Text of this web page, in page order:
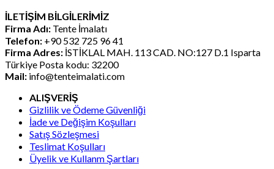
₺10.620,00.
İLETİŞİM BİLGİLERİMİZ
Firma Adı: Tente İmalatı
Telefon: +90 532 725 96 41
Firma Adres: İSTİKLAL MAH. 113 CAD. NO:127 D.1 Isparta
Türkiye Posta kodu: 32200
Mail: info@tenteimalati.com
ALIŞVERİŞ
Gizlilik ve Ödeme Güvenliği
İade ve Değişim Koşulları
Satış Sözleşmesi
Teslimat Koşulları
Üyelik ve Kullanm Şartları